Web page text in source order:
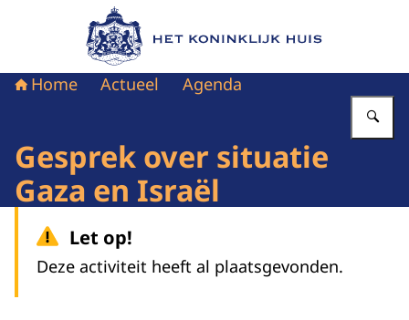
Naar de homepage van Het Koninklijk Huis
Home Actueel Agenda
Gesprek over situatie
Gaza en Israël
Let op!
Deze activiteit heeft al plaatsgevonden.